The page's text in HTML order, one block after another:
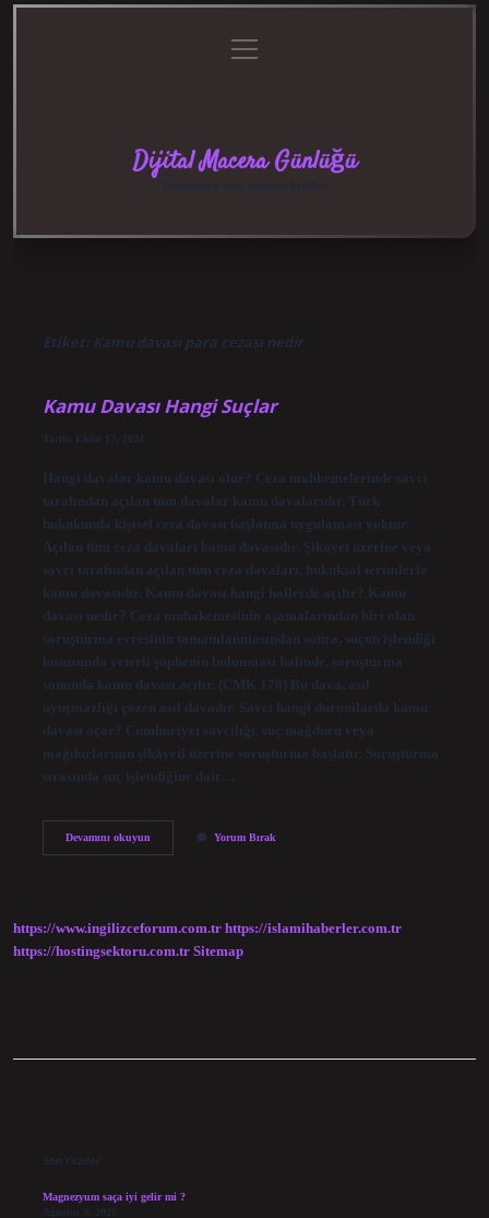
menüyü
aç
Dijital Macera Günlüğü
Etiket: Kamu davası para cezası nedir
Kamu Davası Hangi Suçlar
Tarih: Ekim 17, 2024
Hangi davalar kamu davası olur? Ceza mahkemelerinde savcı
tarafından açılan tüm davalar kamu davalarıdır. Türk
hukukunda kişisel ceza davası başlatma uygulaması yoktur.
Açılan tüm ceza davaları kamu davasıdır. Şikayet üzerine veya
savcı tarafından açılan tüm ceza davaları, hukuksal terimlerle
kamu davasıdır. Kamu davası hangi hallerde açılır? Kamu
davası nedir? Ceza muhakemesinin aşamalarından biri olan
soruşturma evresinin tamamlanmasından sonra, suçun işlendiği
hususunda yeterli şüphenin bulunması halinde, soruşturma
sonunda kamu davası açılır. (CMK 170) Bu dava, asıl
uyuşmazlığı çözen asıl davadır. Savcı hangi durumlarda kamu
davası açar? Cumhuriyet savcılığı, suç mağduru veya
mağdurlarının şikâyeti üzerine soruşturma başlatır. Soruşturma
sırasında suç işlendiğine dair…
Devamını okuyunKamu
Yorum Bırak
https://www.ingilizceforum.com.tr https://islamihaberler.com.tr
https://hostingsektoru.com.tr Sitemap
Son Yazılar
Magnezyum saça iyi gelir mi ?
Ağustos 9, 2026